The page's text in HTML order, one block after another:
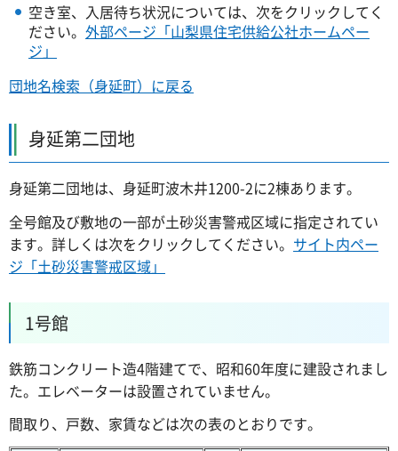
空き室、入居待ち状況については、次をクリックしてく
ださい。 外部ページ「山梨県住宅供給公社ホームペー
ジ」
団地名検索（身延町）に戻る
身延第二団地
身延第二団地は、身延町波木井1200-2に2棟あります。
全号館及び敷地の一部が土砂災害警戒区域に指定されてい
ます。詳しくは次をクリックしてください。 サイト内ペー
ジ「土砂災害警戒区域」
1号館
鉄筋コンクリート造4階建てで、昭和60年度に建設されまし
た。エレベーターは設置されていません。
間取り、戸数、家賃などは次の表のとおりです。